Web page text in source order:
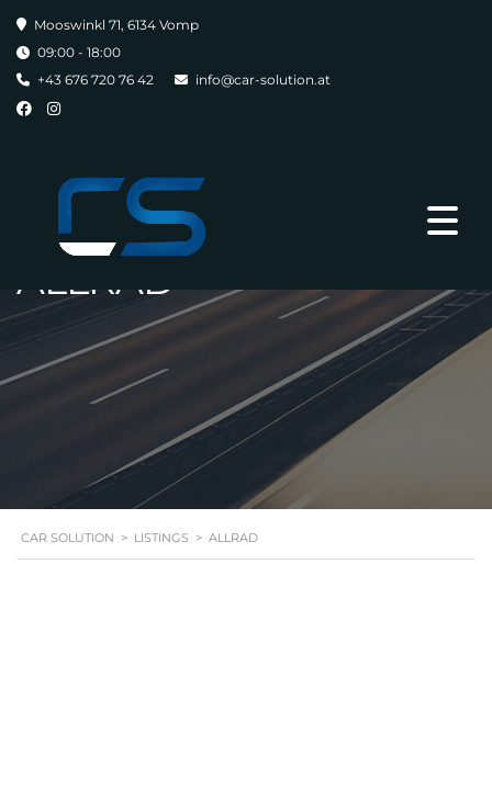
Mooswinkl 71, 6134 Vomp
09:00 - 18:00
+43 676 720 76 42
info@car-solution.at
ALLRAD
CAR SOLUTION > LISTINGS > ALLRAD